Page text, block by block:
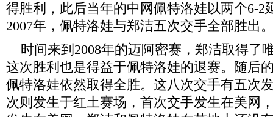
得胜利，此后当年的中网佩特洛娃以两个6-2
2007年，佩特洛娃与郑洁五次交手全部胜出
时间来到2008年的迈阿密赛，郑洁取得了
这次胜利也是得益于佩特洛娃的退赛。随后
佩特洛娃依然取得全胜。这八次交手有五次
次则发生于红土赛场，首次交手发生在美网